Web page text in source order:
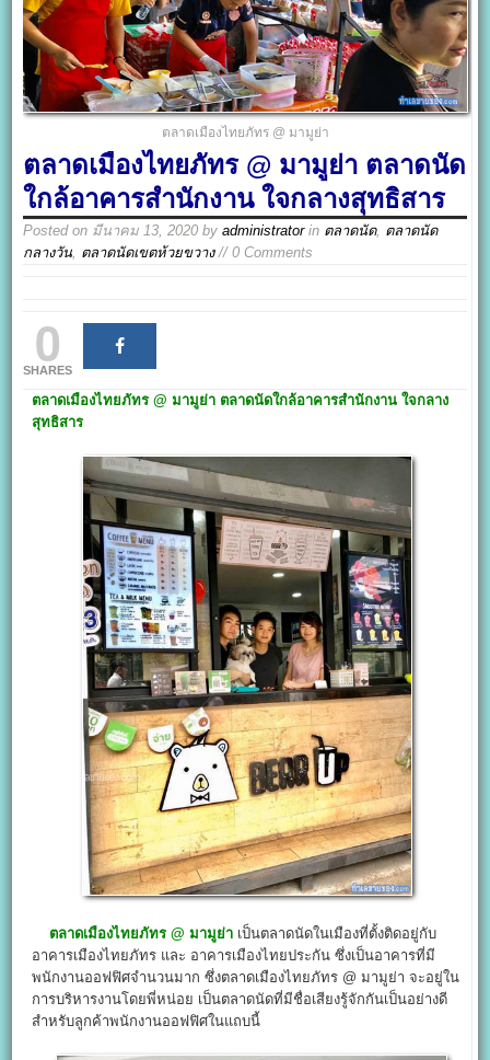
ตลาดเมืองไทยภัทร @ มามูย่า
ตลาดเมืองไทยภัทร @ มามูย่า ตลาดนัด
ใกล้อาคารสำนักงาน ใจกลางสุทธิสาร
Posted on มีนาคม 13, 2020 byadministratorin ตลาดนัด, ตลาดนัด
กลางวัน, ตลาดนัดเขตห้วยขวาง// 0 Comments
0
SHARES
ตลาดเมืองไทยภัทร @มามูย่า ตลาดนัดใกล้อาคารสำนักงาน ใจกลาง
สุทธิสาร
ตลาดเมืองไทยภัทร @ มามูย่า เป็นตลาดนัดในเมืองที่ตั้งติดอยู่กับ
อาคารเมืองไทยภัทร และ อาคารเมืองไทยประกัน ซึ่งเป็นอาคารที่มี
พนักงานออฟฟิศจำนวนมาก ซึ่งตลาดเมืองไทยภัทร @ มามูย่า จะอยู่ใน
การบริหารงานโดยพี่หน่อย เป็นตลาดนัดที่มีชื่อเสียงรู้จักกันเป็นอย่างดี
สำหรับลูกค้าพนักงานออฟฟิศในแถบนี้